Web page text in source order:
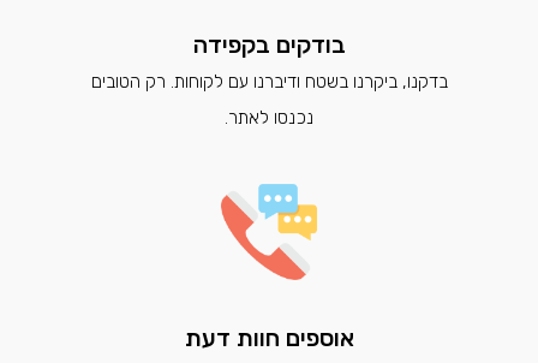
בודקים בקפידה
בדקנו, ביקרנו בשטח ודיברנו עם לקוחות. רק הטובים
נכנסו לאתר.
אוספים חוות דעת